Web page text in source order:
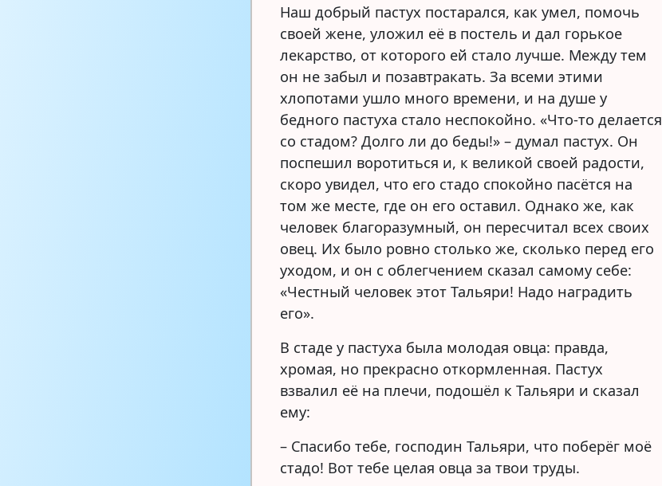
Наш добрый пастух постарался, как умел, помочь
своей жене, уложил её в постель и дал горькое
лекарство, от которого ей стало лучше. Между тем
он не забыл и позавтракать. За всеми этими
хлопотами ушло много времени, и на душе у
бедного пастуха стало неспокойно. «Что-то делается
со стадом? Долго ли до беды!» – думал пастух. Он
поспешил воротиться и, к великой своей радости,
скоро увидел, что его стадо спокойно пасётся на
том же месте, где он его оставил. Однако же, как
человек благоразумный, он пересчитал всех своих
овец. Их было ровно столько же, сколько перед его
уходом, и он с облегчением сказал самому себе:
«Честный человек этот Тальяри! Надо наградить
его».
В стаде у пастуха была молодая овца: правда,
хромая, но прекрасно откормленная. Пастух
взвалил её на плечи, подошёл к Тальяри и сказал
ему:
– Спасибо тебе, господин Тальяри, что поберёг моё
стадо! Вот тебе целая овца за твои труды.